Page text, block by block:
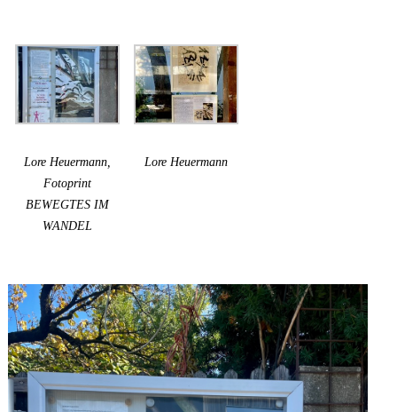
Lore Heuermann,
Fotoprint
BEWEGTES IM
WANDEL
Lore Heuermann